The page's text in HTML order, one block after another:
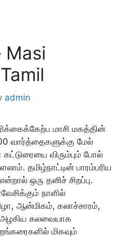
Masi
admin
மாசி மகத்தின்
வார்த்தைகளுக்கு மேல்
விரும்பும் போல்
தமிழ்நாட்டின் பாரம்பரிய
ஒரு தனிச் சிறப்பு.
நாளில்
ஆன்மிகம், கலாச்சாரம்,
கலவையாக
மிகவும்